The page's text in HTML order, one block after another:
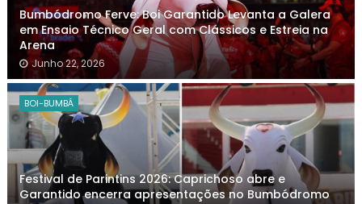
Bumbódromo Ferve: Boi Garantido Levanta a Galera
em Ensaio Técnico Geral com Clássicos e Estreia na
Arena
Junho 22, 2026
BOI-BUMBÁ
Festival de Parintins 2026: Caprichoso abre e
Garantido encerra apresentações no Bumbódromo